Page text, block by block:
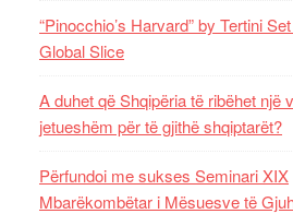
“Pinocchio’s Harvard” by Tertini
Global Slice
A duhet që Shqipëria të ribëhet një
jetueshëm për të gjithë shqiptarët?
Përfundoi me sukses Seminari XIX
Mbarëkombëtar i Mësuesve të